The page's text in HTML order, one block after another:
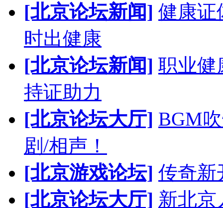
[北京论坛新闻] 健康证
时出健康
[北京论坛新闻] 职业健
持证助力
[北京论坛大厅] BGM
剧/相声！
[北京游戏论坛] 传奇新
[北京论坛大厅] 新北京